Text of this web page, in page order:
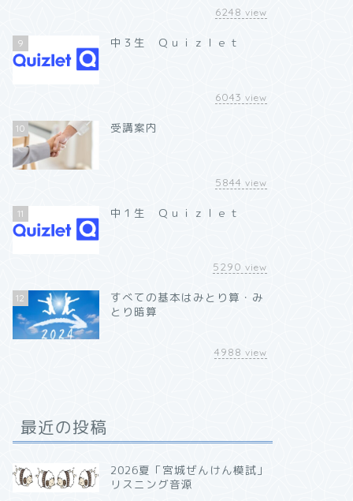
6248 view
9 中３生 Ｑｕｉｚｌｅｔ
6043 view
10 受講案内
5844 view
11 中１生 Ｑｕｉｚｌｅｔ
5290 view
12
すべての基本はみとり算・み
とり暗算
4988 view
最近の投稿
2026夏「宮城ぜんけん模試」
リスニング音源